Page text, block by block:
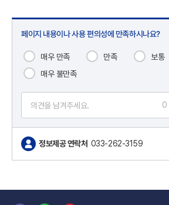
페이지 내용이나 사용 편의성에 만족하시나요?
매우 만족 만족 보통
매우 불만족
0
정보제공 연락처 033-262-3159